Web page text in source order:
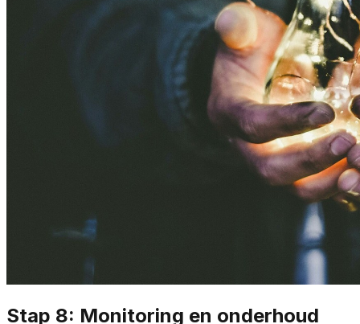
Stap 8: Monitoring en onderhoud